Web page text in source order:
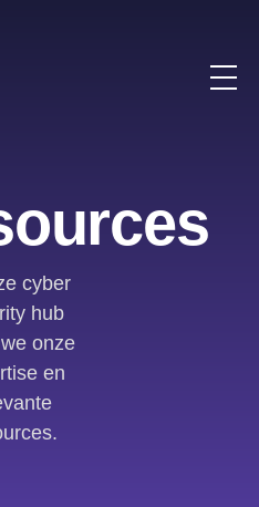
cyber
hub
onze
en